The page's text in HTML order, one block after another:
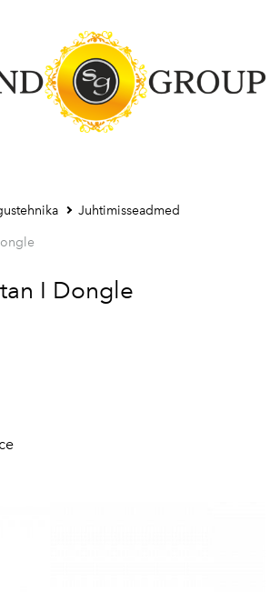
Vaata ostukorvi
Juhtimisseadmed
I Dongle